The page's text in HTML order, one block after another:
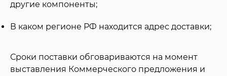
другие компоненты;
В каком регионе РФ находится адрес доставки;
Сроки поставки обговариваются на момент
выставления Коммерческого предложения и